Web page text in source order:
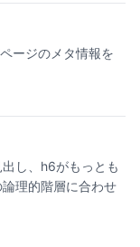
ージのメタ情報を
し、h6がもっとも
理的階層に合わせ